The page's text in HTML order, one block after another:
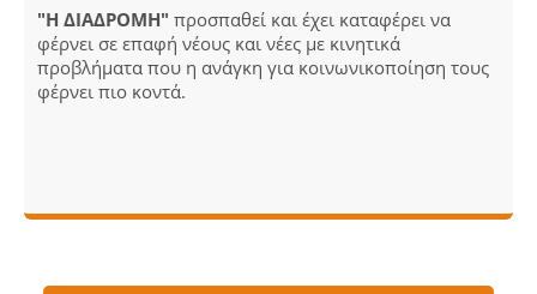
"Η ΔΙΑΔΡΟΜΗ" προσπαθεί και έχει καταφέρει να
φέρνει σε επαφή νέους και νέες με κινητικά
προβλήματα που η ανάγκη για κοινωνικοποίηση τους
φέρνει πιο κοντά.